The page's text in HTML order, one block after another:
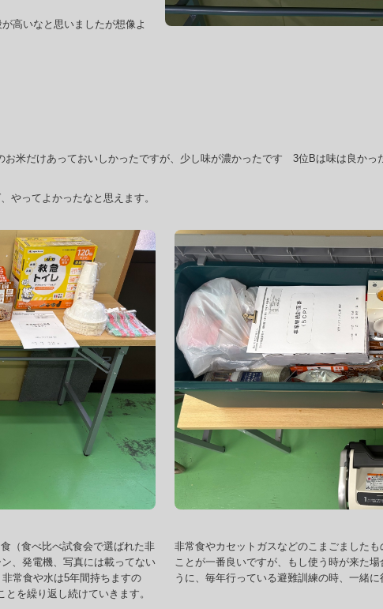
高いなと思いましたが想像よ
米だけあっておいしかったですが、少し味が濃かったです 3位Bは味は良かっ
やってよかったなと思えます。
（食べ比べ試食会で選ばれた非
、発電機、写真には載ってない
常食や水は5年間持ちますの
を繰り返し続けていきます。
非常食やカセットガスなどのこまごました
ことが一番良いですが、もし使う時が来た
うに、毎年行っている避難訓練の時、一緒に